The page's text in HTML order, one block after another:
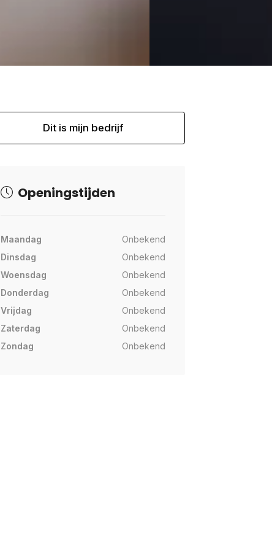
Dit is mijn bedrijf
Openingstijden
Maandag
Onbekend
Dinsdag
Onbekend
Woensdag
Onbekend
Donderdag
Onbekend
Vrijdag
Onbekend
Zaterdag
Onbekend
Zondag
Onbekend